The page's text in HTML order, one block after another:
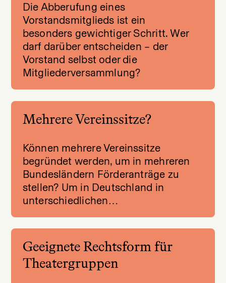
Die Abberufung eines
Vorstandsmitglieds ist ein
besonders gewichtiger Schritt. Wer
darf darüber entscheiden – der
Vorstand selbst oder die
Mitgliederversammlung?
Mehrere Vereinssitze?
Können mehrere Vereinssitze
begründet werden, um in mehreren
Bundesländern Förderanträge zu
stellen? Um in Deutschland in
unterschiedlichen…
Geeignete Rechtsform für
Theatergruppen